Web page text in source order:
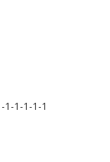
1-1-1-1-1